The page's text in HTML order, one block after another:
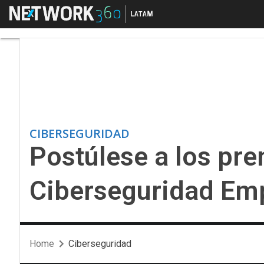
Menú
CIBERSEGURIDAD
Postúlese a los
Ciberseguridad
Home Ciberseguridad